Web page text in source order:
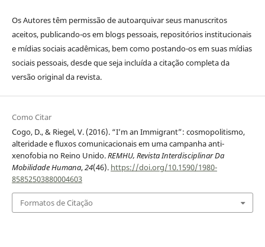
Os Autores têm permissão de autoarquivar seus manuscritos
aceitos, publicando-os em blogs pessoais, repositórios institucionais
e mídias sociais acadêmicas, bem como postando-os em suas mídias
sociais pessoais, desde que seja incluída a citação completa da
versão original da revista.
Como Citar
Cogo, D., & Riegel, V. (2016). “I’m an Immigrant”: cosmopolitismo,
alteridade e fluxos comunicacionais em uma campanha anti-
xenofobia no Reino Unido.REMHU, Revista Interdisciplinar Da
Mobilidade Humana,24(46). https://doi.org/10.1590/1980-
85852503880004603
Formatos de Citação